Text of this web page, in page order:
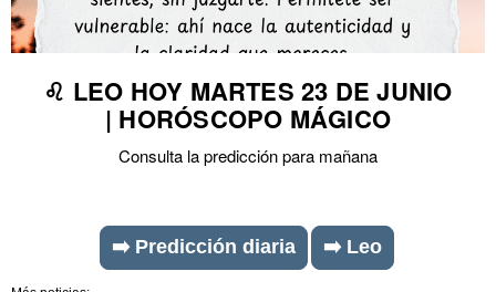
♌ LEO HOY MARTES 23 DE JUNIO
| HORÓSCOPO MÁGICO
Consulta la predicción para mañana
➡️ Predicción diaria ➡️ Leo